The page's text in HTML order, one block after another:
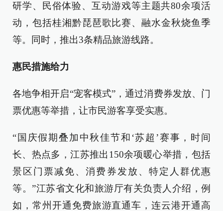
研学、民俗体验、互动游戏等主题共80余项活
动，包括桂湘黔琵琶歌比赛、融水金秋烧鱼季
等。同时，推出3条精品旅游线路。
惠民措施给力
各地争相开启“宠客模式”，通过消费券发放、门
票优惠等举措，让市民游客享受实惠。
“国庆假期叠加中秋佳节和‘苏超’赛事，时间
长、热点多，江苏推出150余项暖心举措，包括
景区门票减免、消费券发放、特定人群优惠
等。”江苏省文化和旅游厅有关负责人介绍，例
如，常州开通免费旅游直通车，连云港开通高